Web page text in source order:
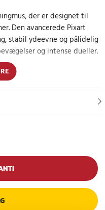
der er designet til
Den avancerede Pixart
stabil ydeevne og pålidelig
og intense dueller.
hurtigere reaktioner og
lange sessioner. De
til op til 80 millioner klik
Hz, op til 650 IPS
får du stabil registrering,
niveauer (1.000–26.000) gør
din spillestil og situation.